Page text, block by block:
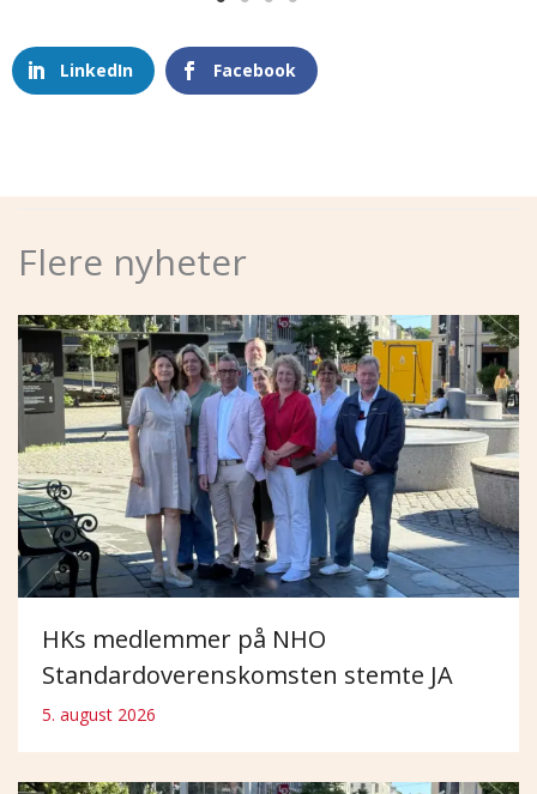
LinkedIn Facebook
Flere nyheter
HKs medlemmer på NHO
Standardoverenskomsten stemte JA
5. august 2026